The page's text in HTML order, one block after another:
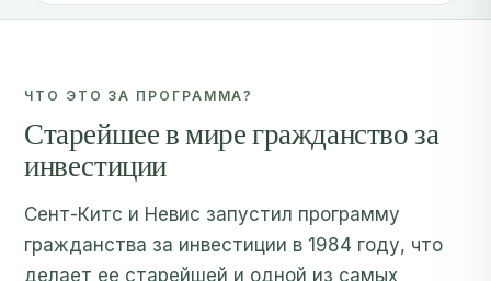
Старейшее в мире гражданство за
инвестиции
Сент-Китс и Невис запустил программу
гражданства за инвестиции в 1984 году, что
делает ее старейшей и одной из самых